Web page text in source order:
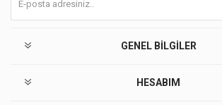
GENEL BILGILER
HESABIM